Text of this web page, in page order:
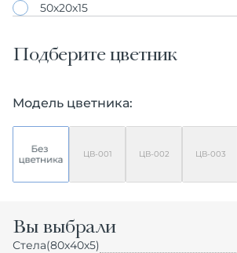
50х20х15
Подберите цветник
Модель цветника:
ЦВ-001 ЦВ-002 ЦВ-003
Вы выбрали
Стела(80х40х5)